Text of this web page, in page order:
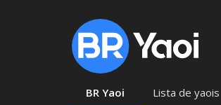
BR Yaoi Lista de yaois